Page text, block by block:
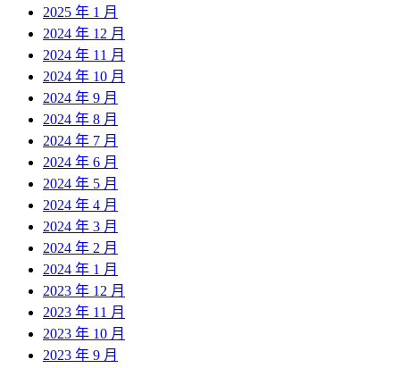
2025 年 1 月
2024 年 12 月
2024 年 11 月
2024 年 10 月
2024 年 9 月
2024 年 8 月
2024 年 7 月
2024 年 6 月
2024 年 5 月
2024 年 4 月
2024 年 3 月
2024 年 2 月
2024 年 1 月
2023 年 12 月
2023 年 11 月
2023 年 10 月
2023 年 9 月